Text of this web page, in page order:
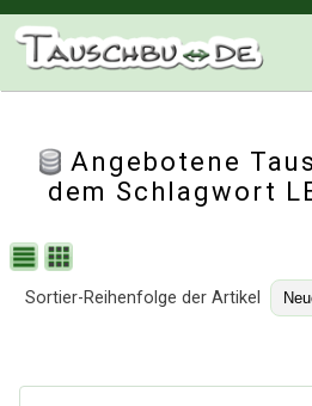
Angebotene
dem Schlagwort
Sortier-Reihenfolge der Artikel